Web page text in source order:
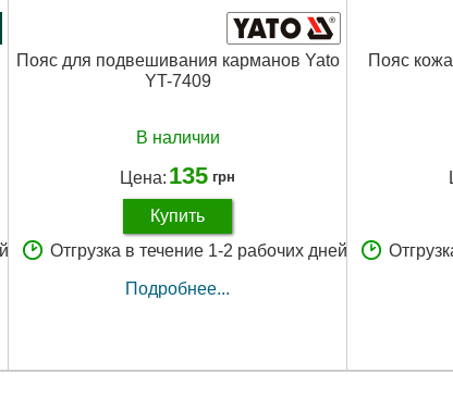
Пояс для подвешивания карманов Yato
YT-7409
В наличии
Цена: 135 грн
Купить
Отгрузка в течение 1-2 рабочих дней
Подробнее...
Пояс